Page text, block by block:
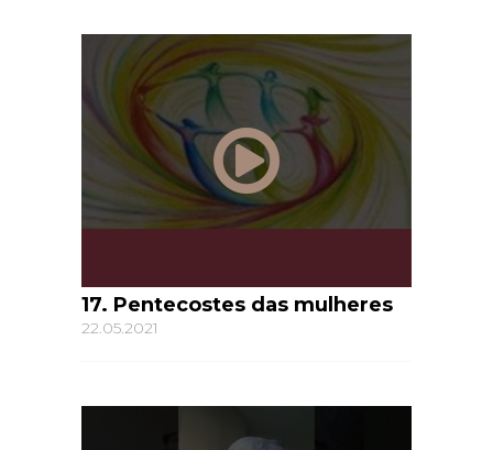
17. Pentecostes das mulheres
22.05.2021